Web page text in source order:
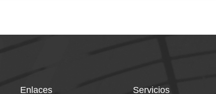
Enlaces Servicios